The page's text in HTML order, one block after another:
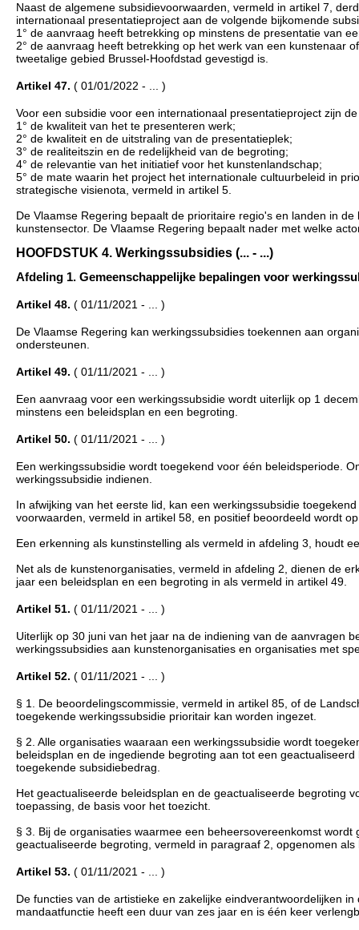
Naast de algemene subsidievoorwaarden, vermeld in artikel 7,
internationaal presentatieproject aan de volgende bijkomende
1° de aanvraag heeft betrekking op minstens de presentatie van
2° de aanvraag heeft betrekking op het werk van een kunstenaar
tweetalige gebied Brussel-Hoofdstad gevestigd is.
Artikel 47. ( 01/01/2022 - ... )
Voor een subsidie voor een internationaal presentatieproject zijn
1° de kwaliteit van het te presenteren werk;
2° de kwaliteit en de uitstraling van de presentatieplek;
3° de realiteitszin en de redelijkheid van de begroting;
4° de relevantie van het initiatief voor het kunstenlandschap;
5° de mate waarin het project het internationale cultuurbeleid in
strategische visienota, vermeld in artikel 5.
De Vlaamse Regering bepaalt de prioritaire regio's en landen in
kunstensector. De Vlaamse Regering bepaalt nader met welke
HOOFDSTUK 4. Werkingssubsidies (... - ...)
Afdeling 1. Gemeenschappelijke bepalingen voor
Artikel 48. ( 01/11/2021 - ... )
De Vlaamse Regering kan werkingssubsidies toekennen aan
ondersteunen.
Artikel 49. ( 01/11/2021 - ... )
Een aanvraag voor een werkingssubsidie wordt uiterlijk op 1
minstens een beleidsplan en een begroting.
Artikel 50. ( 01/11/2021 - ... )
Een werkingssubsidie wordt toegekend voor één beleidsperiode.
werkingssubsidie indienen.
In afwijking van het eerste lid, kan een werkingssubsidie
voorwaarden, vermeld in artikel 58, en positief beoordeeld wordt
Een erkenning als kunstinstelling als vermeld in afdeling 3, houdt
Net als de kunstenorganisaties, vermeld in afdeling 2, dienen de
jaar een beleidsplan en een begroting in als vermeld in artikel 49.
Artikel 51. ( 01/11/2021 - ... )
Uiterlijk op 30 juni van het jaar na de indiening van de aanvragen
werkingssubsidies aan kunstenorganisaties en organisaties met
Artikel 52. ( 01/11/2021 - ... )
§ 1. De beoordelingscommissie, vermeld in artikel 85, of de
toegekende werkingssubsidie prioritair kan worden ingezet.
§ 2. Alle organisaties waaraan een werkingssubsidie wordt
beleidsplan en de ingediende begroting aan tot een
toegekende subsidiebedrag.
Het geactualiseerde beleidsplan en de geactualiseerde begroting
toepassing, de basis voor het toezicht.
§ 3. Bij de organisaties waarmee een beheersovereenkomst
geactualiseerde begroting, vermeld in paragraaf 2, opgenomen
Artikel 53. ( 01/11/2021 - ... )
De functies van de artistieke en zakelijke eindverantwoordelijken
mandaatfunctie heeft een duur van zes jaar en is één keer